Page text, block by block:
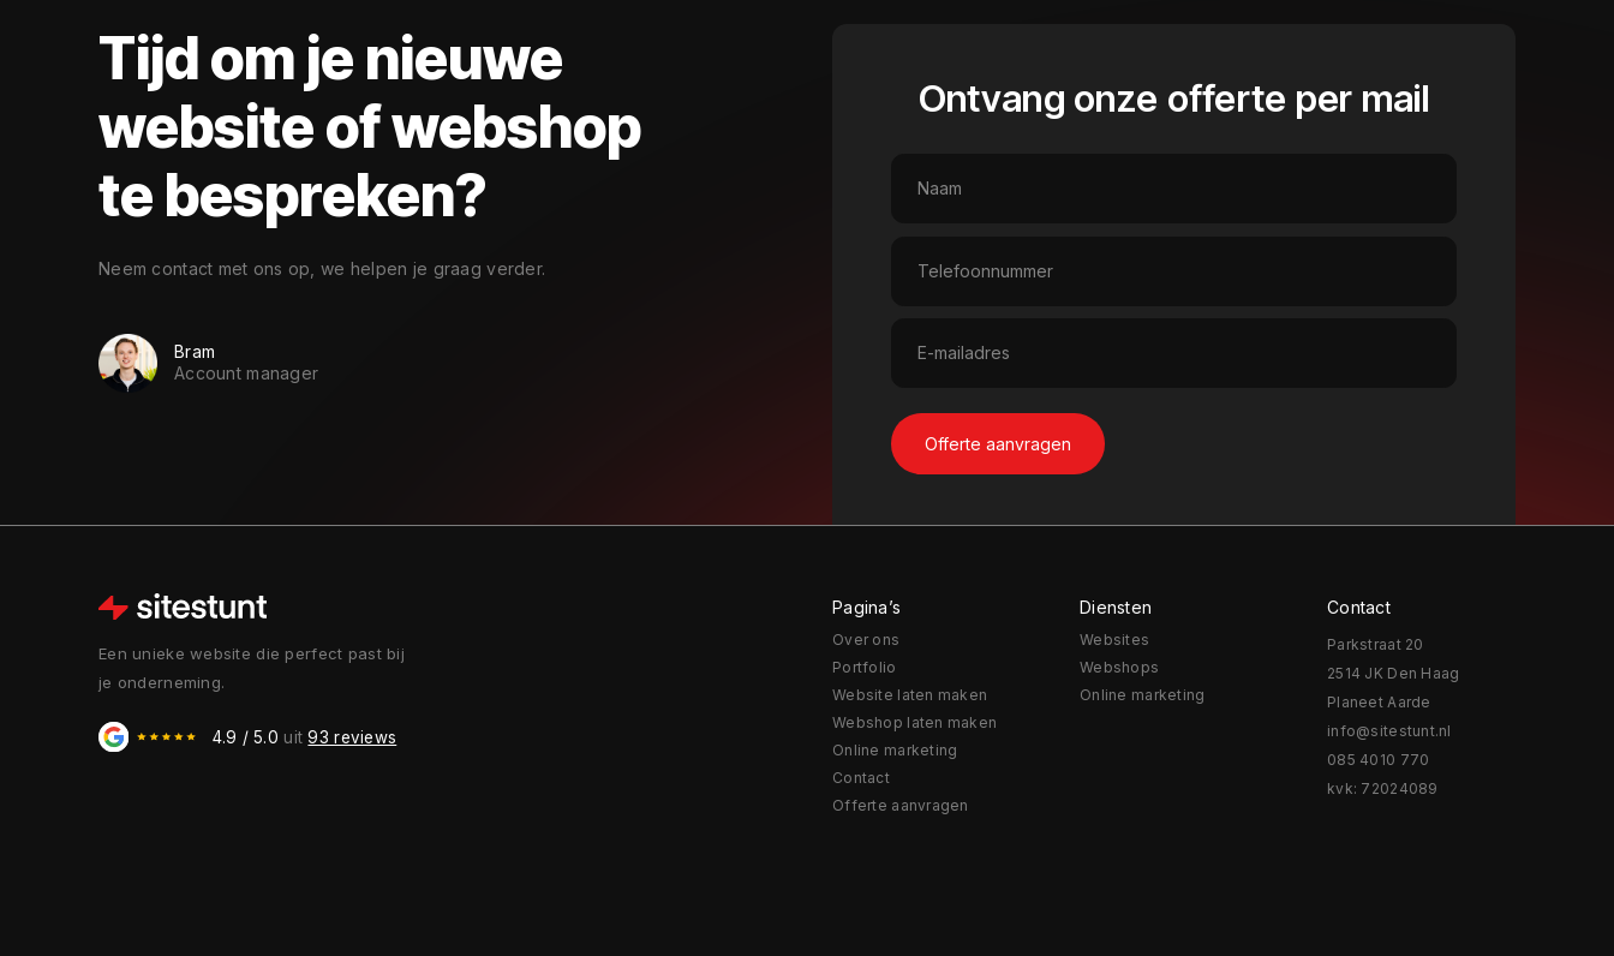
Tijd om je nieuwe
website of webshop
te bespreken?
Neem contact met ons op, we helpen je graag verder.
Bram
Account manager
Ontvang onze offerte per mail
Een unieke website die perfect past bij
je onderneming.
4.9 / 5.0 uit93 reviews
Pagina’s
Over ons
Portfolio
Website laten maken
Webshop laten maken
Online marketing
Contact
Offerte aanvragen
Diensten
Websites
Webshops
Online marketing
Contact
Parkstraat 20
2514 JK Den Haag
Planeet Aarde
info@sitestunt.nl
085 4010 770
kvk: 72024089